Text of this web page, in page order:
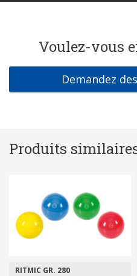
Voulez-vous
Demandez
Produits
RITMIC GR. 280